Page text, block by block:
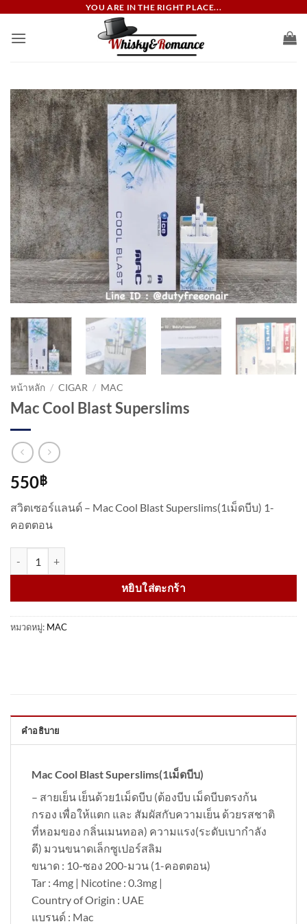
YOU ARE IN THE RIGHT PLACE...
หน้าหลัก / CIGAR / MAC
Mac Cool Blast Superslims
550฿
สวิตเซอร์แลนด์ – Mac Cool Blast Superslims(1เม็ดบีบ) 1-
คอตตอน
หยิบใส่ตะกร้า
หมวดหมู่: MAC
คำอธิบาย
Mac Cool Blast Superslims(1เม็ดบีบ)
– สายเย็น เย็นด้วย1เม็ดบีบ (ต้องบีบ เม็ดบีบตรงก้น
กรอง เพื่อให้แตก และ สัมผัสกับความเย็น ด้วยรสชาติ
ที่หอมของ กลิ่นเมนทอล) ความแรง(ระดับเบากำลัง
ดี) มวนขนาดเล็กซูเปอร์สลิม
ขนาด : 10-ซอง 200-มวน (1-คอตตอน)
Tar : 4mg | Nicotine : 0.3mg |
Country of Origin : UAE
แบรนด์ : Mac